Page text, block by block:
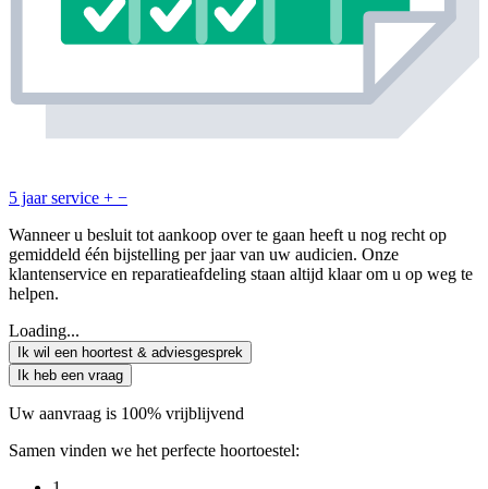
5 jaar service + −
Wanneer u besluit tot aankoop over te gaan heeft u nog recht op
gemiddeld één bijstelling per jaar van uw audicien. Onze
klantenservice en reparatieafdeling staan altijd klaar om u op weg te
helpen.
Loading...
Ik wil een hoortest & adviesgesprek
Ik heb een vraag
Uw aanvraag is 100% vrijblijvend
Samen vinden we het perfecte hoortoestel: